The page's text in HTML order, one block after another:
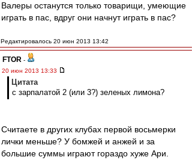
Валеры останутся только товарищи, умеющие
играть в пас, вдруг они начнут играть в пас?
Редактировалось 20 июн 2013 13:42
FTOR -
20 июн 2013 13:33
Цитата
с зарпалатой 2 (или 3?) зеленых лимона?
Считаете в других клубах первой восьмерки
лички меньше? У бомжей и анжей и за
большие суммы играют гораздо хуже Ари.